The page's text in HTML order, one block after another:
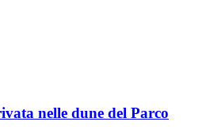
nelle dune del Parco